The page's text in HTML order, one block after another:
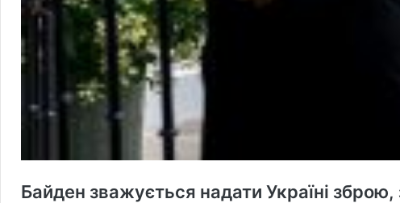
Байден зважується надати Україні